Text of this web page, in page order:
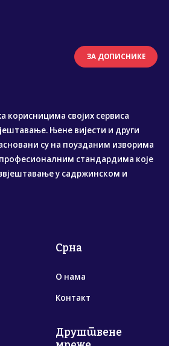
ЗА ДОПИСНИКЕ
корисницима својих сервиса
Њене вијести и други
су на поузданим изворима
стандардима које
у садржинском и
Срна
О нама
Контакт
Друштвене